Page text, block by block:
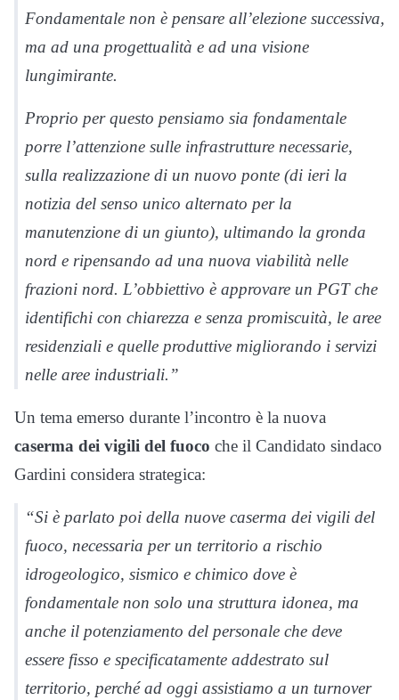
Fondamentale non è pensare all’elezione successiva,
ma ad una progettualità e ad una visione
lungimirante.
Proprio per questo pensiamo sia fondamentale
porre l’attenzione sulle infrastrutture necessarie,
sulla realizzazione di un nuovo ponte (di ieri la
notizia del senso unico alternato per la
manutenzione di un giunto), ultimando la gronda
nord e ripensando ad una nuova viabilità nelle
frazioni nord. L’obbiettivo è approvare un PGT che
identifichi con chiarezza e senza promiscuità, le aree
residenziali e quelle produttive migliorando i servizi
nelle aree industriali.”
Un tema emerso durante l’incontro è la nuova
caserma dei vigili del fuoco che il Candidato sindaco
Gardini considera strategica:
“Si è parlato poi della nuove caserma dei vigili del
fuoco, necessaria per un territorio a rischio
idrogeologico, sismico e chimico dove è
fondamentale non solo una struttura idonea, ma
anche il potenziamento del personale che deve
essere fisso e specificatamente addestrato sul
territorio, perché ad oggi assistiamo a un turnover